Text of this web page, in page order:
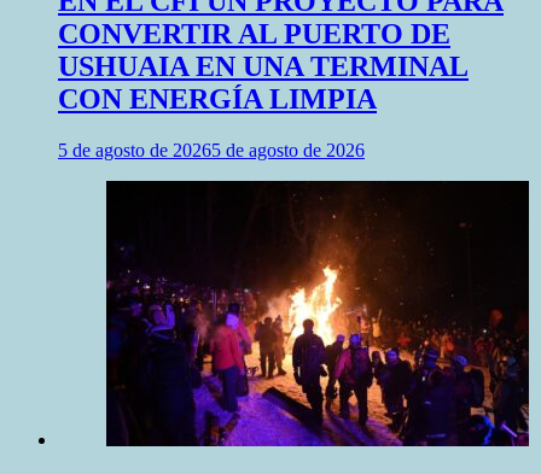
CONVERTIR AL PUERTO DE
USHUAIA EN UNA TERMINAL
CON ENERGÍA LIMPIA
5 de agosto de 20265 de agosto de 2026